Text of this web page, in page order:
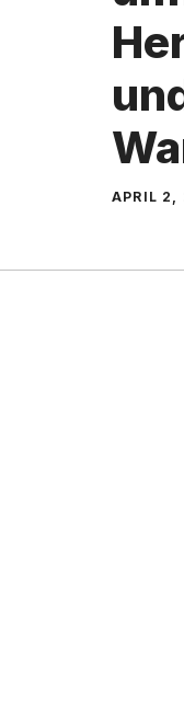
APRIL 2,